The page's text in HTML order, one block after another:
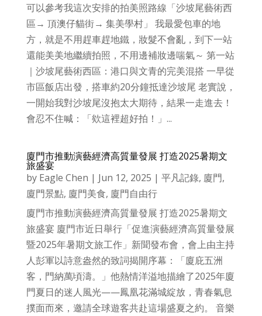
可以參考我這次安排的拍美照路線「沙坡尾藝術西
區→ 頂澳仔貓街→ 集美學村」 我最愛包車的地
方，就是不用趕車趕地鐵，妝髮不會亂，到下一站
還能美美地繼續拍照，不用邊補妝邊喘氣～ 第一站
｜沙坡尾藝術西區：港口與文青的完美混搭 一早從
市區飯店出發，搭車約20分鐘抵達沙坡尾 老實說，
一開始我對沙坡尾沒抱太大期待，結果一走進去！
會忍不住喊：「欸這裡超好拍！」...
廈門市推動演藝經濟高質量發展 打造2025暑期文
旅盛宴
by Eagle Chen | Jun 12, 2025 | 平凡記錄, 廈門,
廈門景點, 廈門美食, 廈門自由行
廈門市推動演藝經濟高質量發展 打造2025暑期文
旅盛宴 廈門市近日舉行「促進演藝經濟高質量發展
暨2025年暑期文旅工作」新聞發布會，會上由主持
人彭軍以詩意盎然的致詞揭開序幕：「廈庇五洲
客，門納萬頃濤。」他熱情洋溢地描繪了2025年廈
門夏日的迷人風光——鳳凰花滿城綻放，青春氣息
撲面而來，邀請全球遊客共赴這場盛夏之約。 音樂